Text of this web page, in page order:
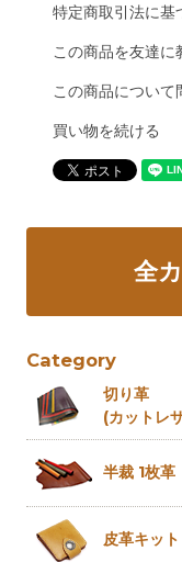
特定商取引法に基
この商品を友達に
この商品について
買い物を続ける
全
Category
切り革
(カットレ
半裁 1枚革
皮革キット